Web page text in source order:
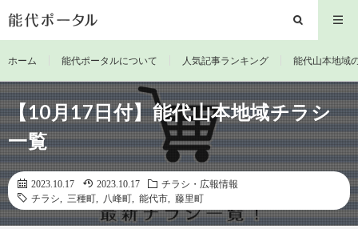
ホーム 能代ポータルについて 人気記事ランキング 能代山本地域
【10月17日付】能代山本地域チラシ
一覧
2023.10.17 2023.10.17
チラシ・広報情報
チラシ
三種町 八峰町 能代市 藤里町